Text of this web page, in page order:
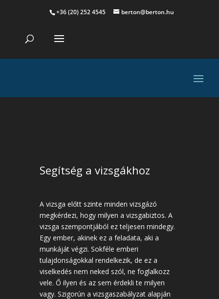
+36 (20) 252 4545 berton@berton.hu
Segítség a vizsgákhoz
A vizsga előtt szinte minden vizsgázó
megkérdezi, hogy milyen a vizsgabiztos. A
vizsga szempontjából ez teljesen mindegy.
Egy ember, akinek ez a feladata, aki a
munkáját végzi. Sokféle emberi
tulajdonságokkal rendelkezik, de ez a
viselkedés nem neked szól, ne foglalkozz
vele. Ő ilyen és az sem érdekli te milyen
vagy. Szigorún a vizsgaszabályzat alapján